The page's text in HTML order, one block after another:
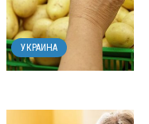
УКРАИНА